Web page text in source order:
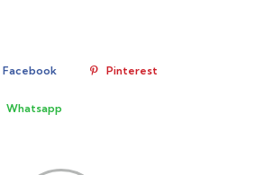
Facebook Pinterest
Whatsapp